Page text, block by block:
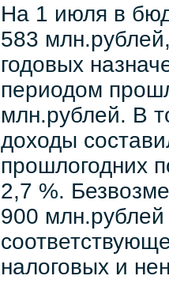
На 1 июля в
583
годовых
периодом
млн.рублей. В
доходы
прошлогодних
2,7 %.
900
налоговых и